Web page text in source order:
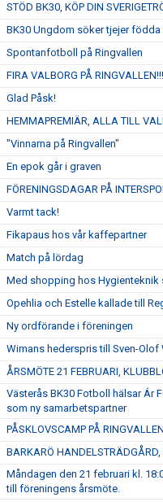
STÖD BK30, KÖP DIN
BK30 Ungdom söker tjejer födda
Spontanfotboll på Ringvallen
FIRA VALBORG PÅ RINGVALLEN!!!
Glad Påsk!
HEMMAPREMIÄR, ALLA TILL
"Vinnarna på Ringvallen"
En epok går i graven
FÖRENINGSDAGAR PÅ
Varmt tack!
Fikapaus hos vår kaffepartner
Match på lördag
Med shopping hos Hygienteknik
Opehlia och Estelle kallade till
Ny ordförande i föreningen
Wimans hederspris till Sven-Olof
ÅRSMÖTE 21 FEBRUARI,
Västerås BK30 Fotboll hälsar Ár
som ny samarbetspartner
PÅSKLOVSCAMP PÅ RINGVALLEN
BARKARÖ HANDELSTRÄDGÅRD,
Måndagen den 21 februari kl.
till föreningens årsmöte.